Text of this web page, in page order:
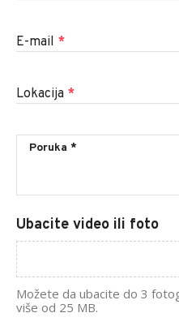
E-mail *
Lokacija *
Ubacite video ili foto
Možete da ubacite do 3
više od 25 MB.